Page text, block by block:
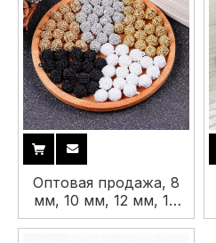
Оптовая продажа, 8
мм, 10 мм, 12 мм, 14
мм, винтажная